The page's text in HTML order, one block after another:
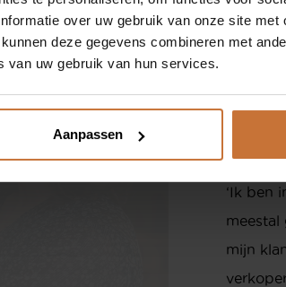
over uw gebruik van onze site met
deze gegevens combineren met
van uw gebruik van hun services.
Aanpassen
‘Ik ben
meestal
mijn